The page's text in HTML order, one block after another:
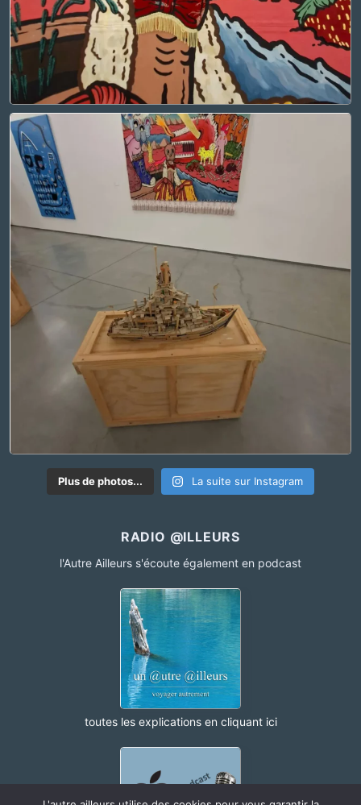
Plus de photos... La suite sur Instagram
RADIO @ILLEURS
l'Autre Ailleurs s'écoute également en podcast
toutes les explications en cliquant ici